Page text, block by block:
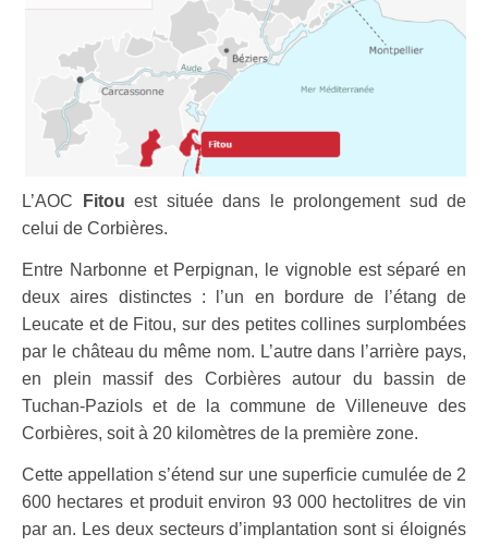
L’AOC Fitou est située dans le prolongement sud de
celui de Corbières.
Entre Narbonne et Perpignan, le vignoble est séparé en
deux aires distinctes : l’un en bordure de l’étang de
Leucate et de Fitou, sur des petites collines surplombées
par le château du même nom. L’autre dans l’arrière pays,
en plein massif des Corbières autour du bassin de
Tuchan-Paziols et de la commune de Villeneuve des
Corbières, soit à 20 kilomètres de la première zone.
Cette appellation s’étend sur une superficie cumulée de 2
600 hectares et produit environ 93 000 hectolitres de vin
par an. Les deux secteurs d’implantation sont si éloignés